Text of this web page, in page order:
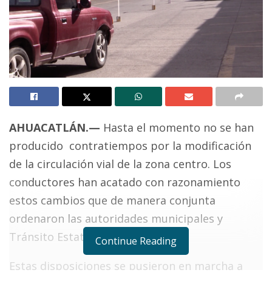
AHUACATLÁN.— Hasta el momento no se han
producido contratiempos por la modificación
de la circulación vial de la zona centro. Los
conductores han acatado con razonamiento
estos cambios que de manera conjunta
ordenaron las autoridades municipales y
Tránsito Estatal.
Estas disposiciones se pusieron en marcha a
Continue Reading